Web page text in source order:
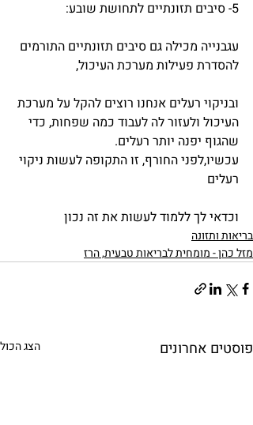
5- סיבים תזונתיים לתחושת שובע:
עגבנייה מכילה גם סיבים תזונתיים התורמים
להסדרת פעילות מערכת העיכול,
ובניקוי רעלים אנחנו רוצים להקל על מערכת
העיכול ולעזור לה לעבוד כמה שפחות, כדי
שהגוף יפנה יותר רעלים.
עכשיו,לפני החורף, זו התקופה לעשות ניקוי
רעלים
וכדאי לך ללמוד לעשות את זה נכון
בריאות ותזונה
מזל כהן - מומחית לבריאות טבעית, הרז
פוסטים אחרונים הצג הכול